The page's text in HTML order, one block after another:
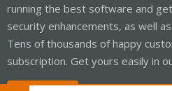
running the best software and
security enhancements, as well
Tens of thousands of happy
subscription. Get yours easily in